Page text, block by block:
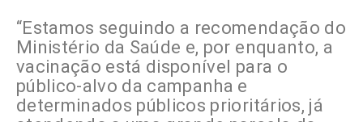
“Estamos seguindo a recomendação do
Ministério da Saúde e, por enquanto, a
vacinação está disponível para o
público-alvo da campanha e
determinados públicos prioritários, já